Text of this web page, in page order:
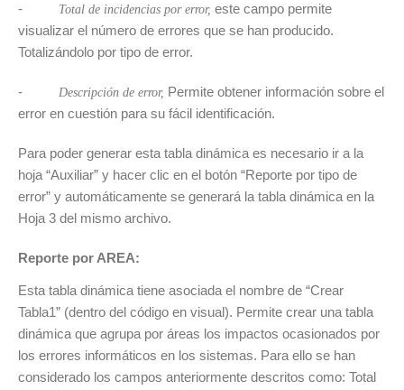
- Total de incidencias por error, este campo permite
visualizar el número de errores que se han producido.
Totalizándolo por tipo de error.
- Descripción de error, Permite obtener información sobre el
error en cuestión para su fácil identificación.
Para poder generar esta tabla dinámica es necesario ir a la
hoja “Auxiliar” y hacer clic en el botón “Reporte por tipo de
error” y automáticamente se generará la tabla dinámica en la
Hoja 3 del mismo archivo.
Reporte por AREA:
Esta tabla dinámica tiene asociada el nombre de “Crear
Tabla1” (dentro del código en visual). Permite crear una tabla
dinámica que agrupa por áreas los impactos ocasionados por
los errores informáticos en los sistemas. Para ello se han
considerado los campos anteriormente descritos como: Total